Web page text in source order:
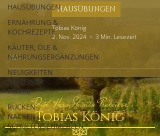
HAUSÜBUNGEN
ERNÄHRUNG &
KOCHREZEPTE
KÄUTER, ÖLE &
NAHRUNGSERGÄNZUNGEN
NEUIGKEITEN
IN MEINER
PRAXIS
RÜCKEN-,
NACKEN-,
SCHULTERSCHMERZEN
HAUSÜBUNGEN
Tobias König
2. Nov. 2024
3 Min. Lesezeit
Dipl. Hara Shiatsu Praktiker
Tobias König